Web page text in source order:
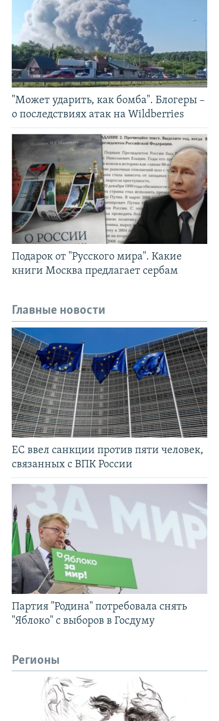
"Может ударить, как бомба". Блогеры –
о последствиях атак на Wildberries
Подарок от "Русского мира". Какие
книги Москва предлагает сербам
Главные новости
ЕС ввел санкции против пяти человек,
связанных с ВПК России
Партия "Родина" потребовала снять
"Яблоко" с выборов в Госдуму
Регионы